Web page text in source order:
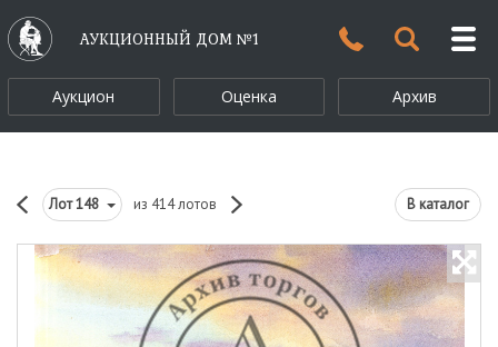
АУКЦИОННЫЙ ДОМ №1
Аукцион Оценка Архив
Лот148 из 414 лотов В каталог